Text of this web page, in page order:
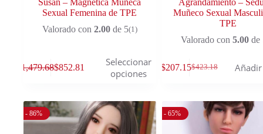
Susan – Magnética Muñeca
Sexual Femenina de TPE
Valorado con 2.00de 5(1)
1,479.68$852.81
Seleccionar
opciones
Agrandamiento –
Muñeco Sexual
TPE
Valorado con 5.00de
$423.18
$207.15
- 86% - 65%